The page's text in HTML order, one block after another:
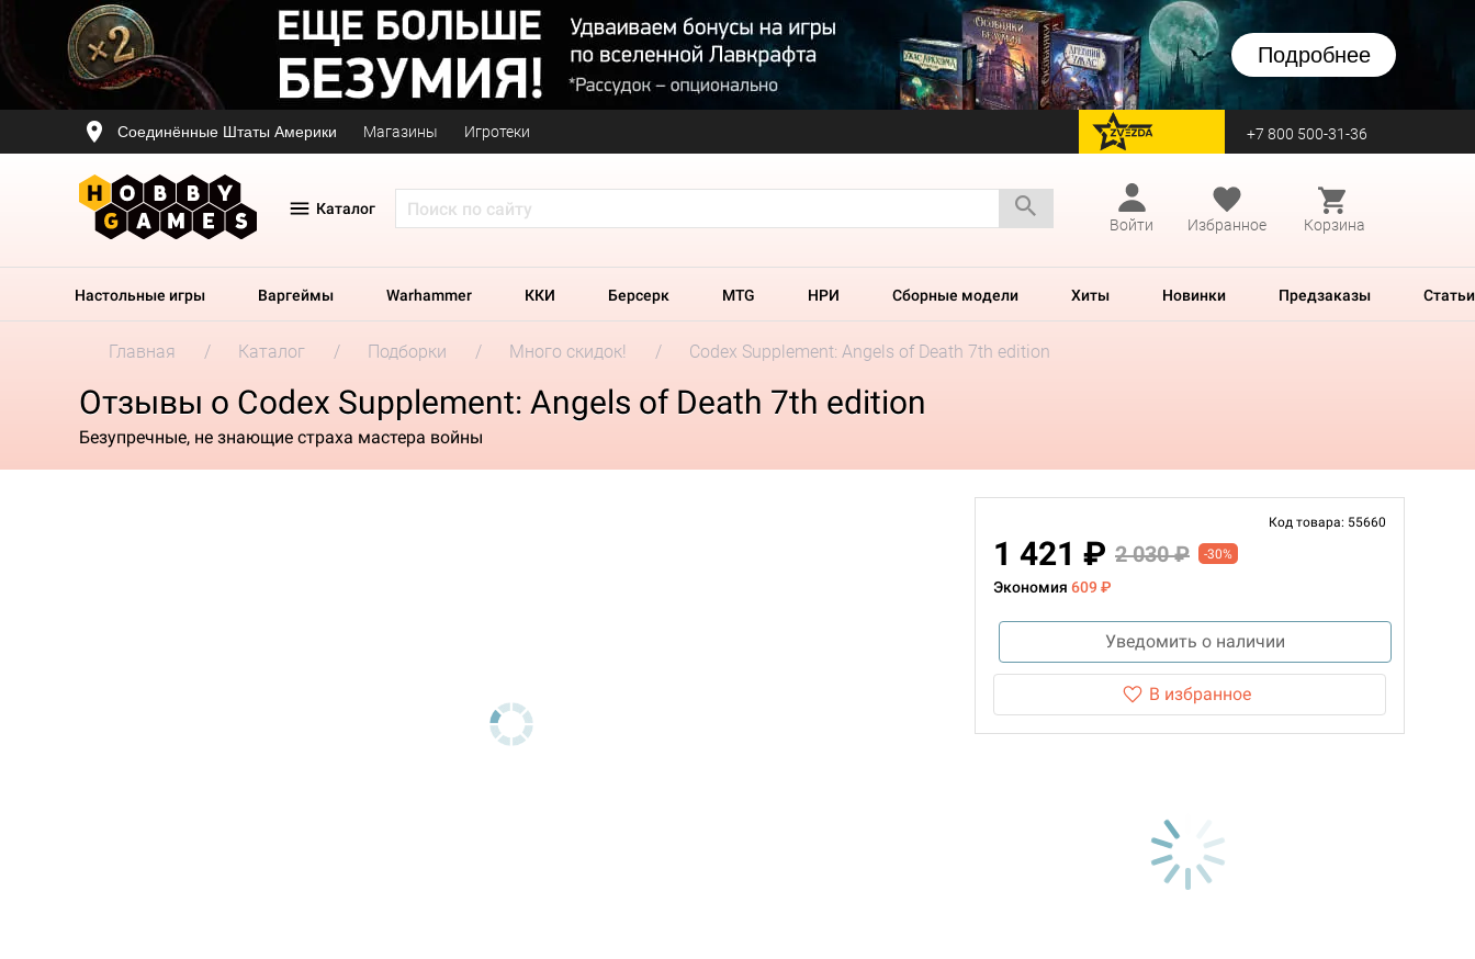
Подробнее
Соединённые Штаты Америки Магазины Игротеки перейти на Zvezda +7 800 500-31-36
Каталог
Войти
Избранное Корзина
Настольные игры Варгеймы Warhammer ККИ Берсерк MTG НРИ Сборные модели Хиты Новинки Предзаказы Статьи
Главная Каталог Подборки Много скидок! Codex Supplement: Angels of Death 7th edition
Отзывы о Codex Supplement: Angels of Death 7th edition
Безупречные, не знающие страха мастера войны
Код товара: 55660
1 421 ₽ 2 030 ₽ -30%
Экономия 609 ₽
Уведомить о наличии
В избранное